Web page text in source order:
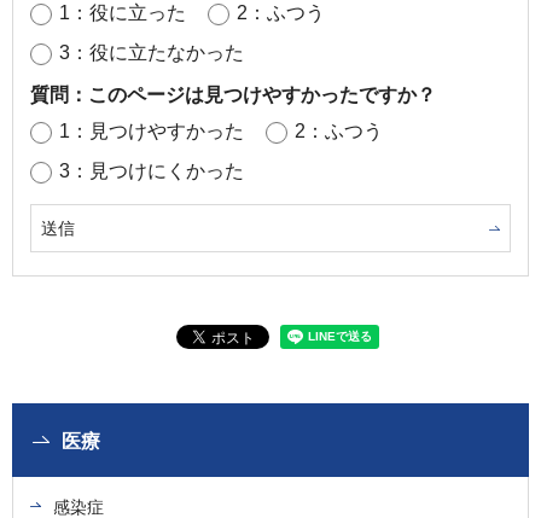
1：役に立った
2：ふつう
3：役に立たなかった
質問：このページは見つけやすかったですか？
1：見つけやすかった
2：ふつう
3：見つけにくかった
医療
感染症